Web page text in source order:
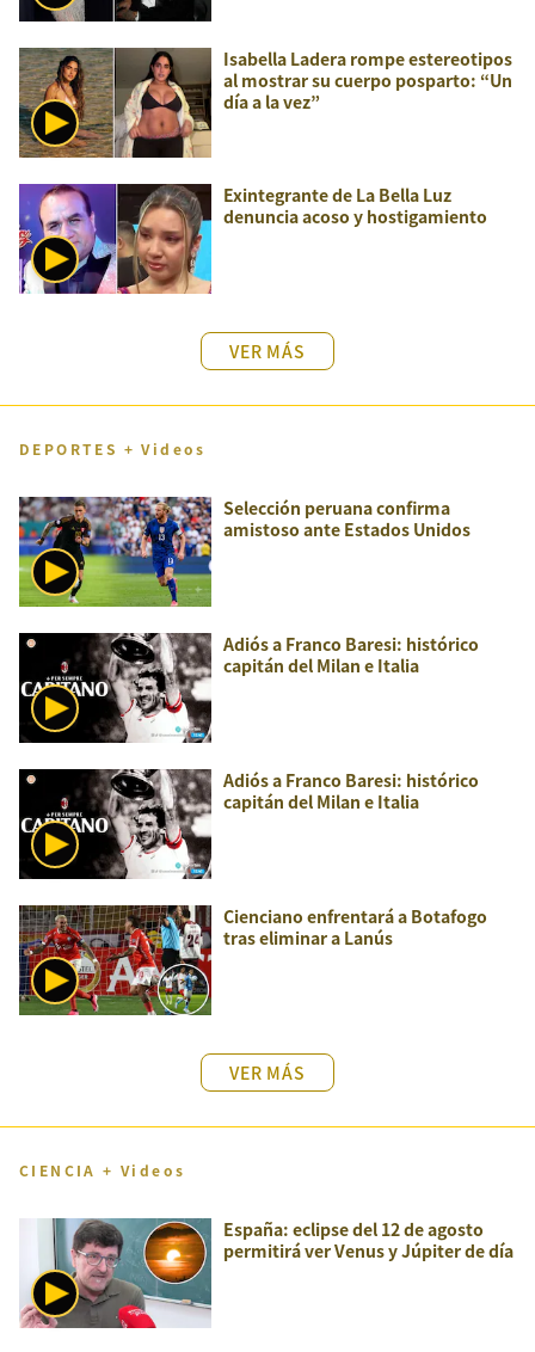
Isabella Ladera rompe estereotipos
al mostrar su cuerpo posparto: “Un
día a la vez”
Exintegrante de La Bella Luz
denuncia acoso y hostigamiento
VER MÁS
DEPORTES + Videos
Selección peruana confirma
amistoso ante Estados Unidos
Adiós a Franco Baresi: histórico
capitán del Milan e Italia
Adiós a Franco Baresi: histórico
capitán del Milan e Italia
Cienciano enfrentará a Botafogo
tras eliminar a Lanús
VER MÁS
CIENCIA + Videos
España: eclipse del 12 de agosto
permitirá ver Venus y Júpiter de día